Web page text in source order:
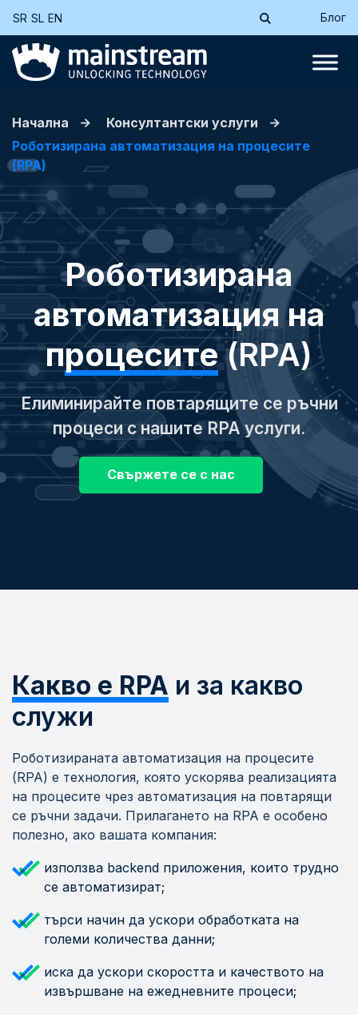
SR SL EN Блог
Начална
Консултантски услуги
Роботизирана автоматизация на процесите
(RPA)
Роботизирана
автоматизация на
процесите (RPA)
Елиминирайте повтарящите се ръчни
процеси с нашите RPA услуги.
Свържете се с нас
Какво е RPA и за какво
служи
Роботизираната автоматизация на процесите
(RPA) е технология, която ускорява реализацията
на процесите чрез автоматизация на повтарящи
се ръчни задачи. Прилагането на RPA е особено
полезно, ако вашата компания:
използва backend приложения, които трудно
се автоматизират;
търси начин да ускори обработката на
големи количества данни;
иска да ускори скоростта и качеството на
извършване на ежедневните процеси;